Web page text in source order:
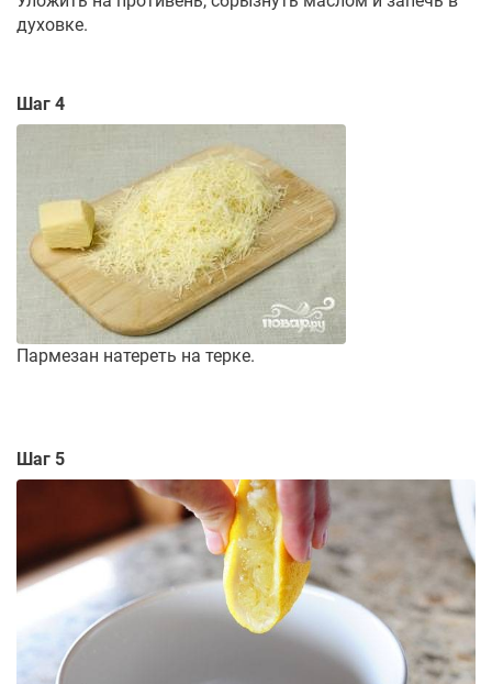
духовке.
Шаг 4
Пармезан натереть на терке.
Шаг 5